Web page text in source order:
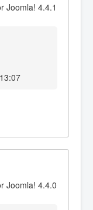
Joomla! 4.4.1
Joomla! 4.4.0